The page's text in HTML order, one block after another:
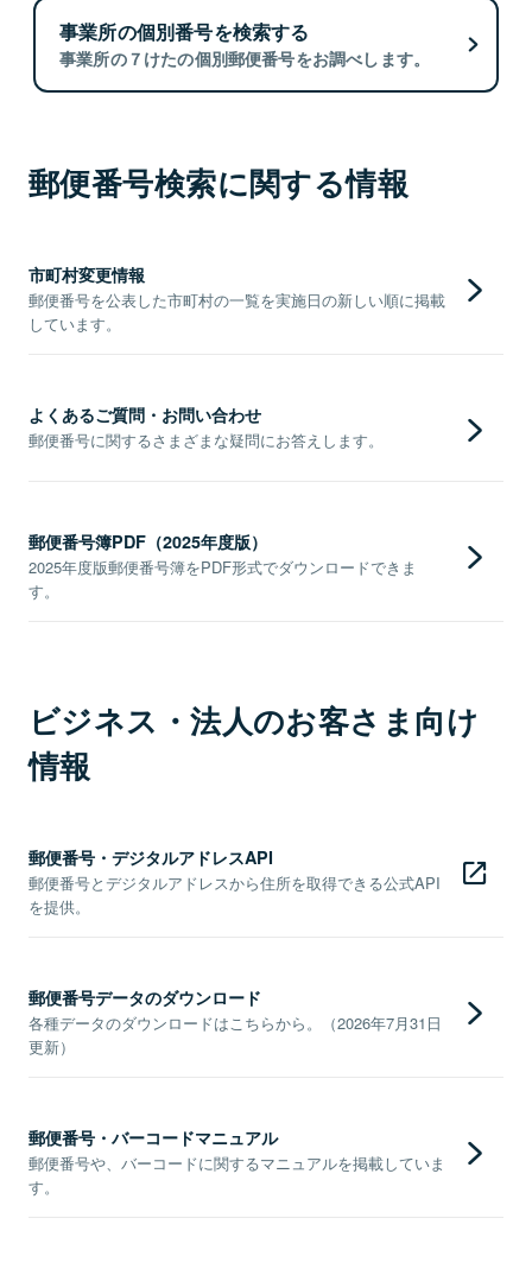
事業所の個別番号を検索する
事業所の７けたの個別郵便番号をお調べします。
郵便番号検索に関する情報
市町村変更情報
郵便番号を公表した市町村の一覧を実施日の新しい順に掲載
しています。
よくあるご質問・お問い合わせ
郵便番号に関するさまざまな疑問にお答えします。
郵便番号簿PDF（2025年度版）
2025年度版郵便番号簿をPDF形式でダウンロードできま
す。
ビジネス・法人のお客さま向け
情報
郵便番号・デジタルアドレスAPI
郵便番号とデジタルアドレスから住所を取得できる公式API
を提供。
郵便番号データのダウンロード
各種データのダウンロードはこちらから。（2026年7月31日
更新）
郵便番号・バーコードマニュアル
郵便番号や、バーコードに関するマニュアルを掲載していま
す。